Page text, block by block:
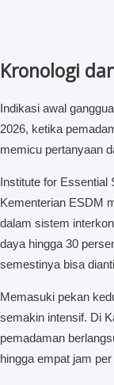
Kronologi
Indikasi awal
2026, ketika
memicu pertanyaan
Institute for Essential
Kementerian ESDM
dalam sistem
daya hingga 30
semestinya bisa
Memasuki pekan
semakin intensif. Di
pemadaman
hingga empat jam